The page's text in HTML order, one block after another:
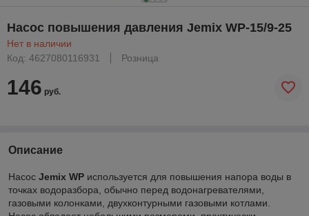
Насос повышения давления Jemix WP-15/9-25
Нет в наличии
Код: 4627080116931
Розница
146 руб.
Описание
Насос Jemix WP используется для повышения напора воды в
точках водоразбора, обычно перед водонагревателями,
газовыми колонками, двухконтурными газовыми котлами.